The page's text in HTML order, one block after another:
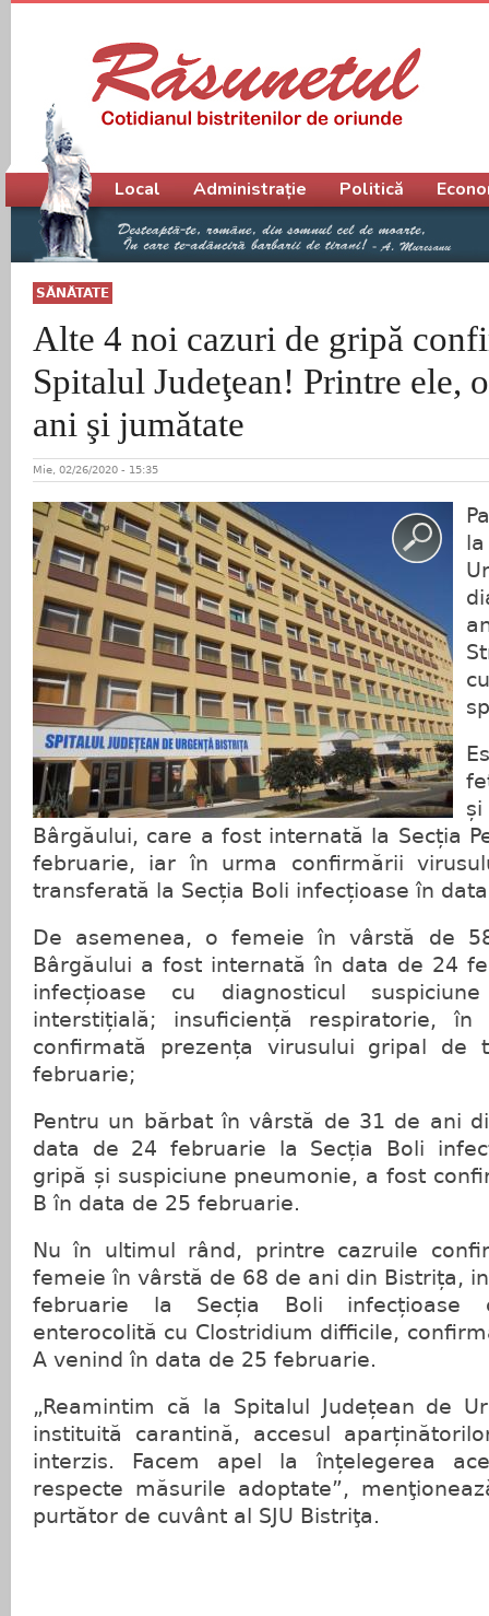
SĂNĂTATE
Alte 4 noi cazuri de gripă
Spitalul Judeţean! Printre ele,
ani şi jumătate
Mie, 02/26/2020 - 15:35
Bârgăului, care a fost internată la Secția
februarie, iar în urma confirmării
transferată la Secția Boli infecțioase în
De asemenea, o femeie în vârstă de
Bârgăului a fost internată în data de 24
infecțioase cu diagnosticul
interstițială; insuficiență respiratorie,
confirmată prezența virusului gripal
februarie;
Pentru un bărbat în vârstă de 31 de ani
data de 24 februarie la Secția Boli
gripă și suspiciune pneumonie, a fost
B în data de 25 februarie.
Nu în ultimul rând, printre cazruile
femeie în vârstă de 68 de ani din Bistrița,
februarie la Secția Boli infecțioase
enterocolită cu Clostridium difficile,
A venind în data de 25 februarie.
„Reamintim că la Spitalul Județean de
instituită carantină, accesul
interzis. Facem apel la înțelegerea
respecte măsurile adoptate”,
purtător de cuvânt al SJU Bistriţa.
Meniu principal
Local Administrație Politică